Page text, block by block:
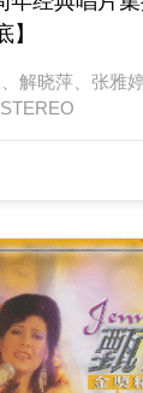
】
解晓萍、张雅